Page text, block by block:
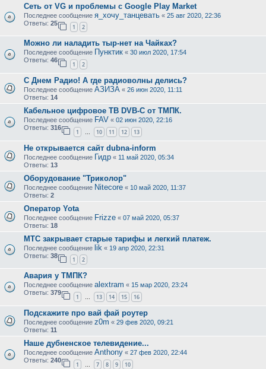
Сеть от VG и проблемы с Google Play Market
Последнее сообщение я_хочу_танцевать « 25 авг 2020, 22:36
Ответы: 25
1 2
Можно ли наладить тыр-нет на Чайках?
Последнее сообщение Пунктик « 30 июл 2020, 17:54
Ответы: 46
1 2
С Днем Радио! А где радиоволны делись?
Последнее сообщение АЗИЗА « 26 июн 2020, 11:11
Ответы: 14
Кабельное цифровое ТВ DVB-C от ТМПК.
Последнее сообщение FAV « 02 июн 2020, 22:16
Ответы: 316
1 … 10 11 12 13
Не открывается сайт dubna-inform
Последнее сообщение Гидр « 11 май 2020, 05:34
Ответы: 13
Оборудование "Триколор"
Последнее сообщение Nitecore « 10 май 2020, 11:37
Ответы: 2
Оператор Yota
Последнее сообщение Frizze « 07 май 2020, 05:37
Ответы: 18
МТС закрывает старые тарифы и легкий платеж.
Последнее сообщение lik « 19 апр 2020, 22:31
Ответы: 38
1 2
Авария у ТМПК?
Последнее сообщение alextram « 15 мар 2020, 23:24
Ответы: 379
1 … 13 14 15 16
Подскажите про вай фай роутер
Последнее сообщение z0m « 29 фев 2020, 09:21
Ответы: 11
Наше дубненское телевидение...
Последнее сообщение Anthony « 27 фев 2020, 22:44
Ответы: 240
1 … 7 8 9 10